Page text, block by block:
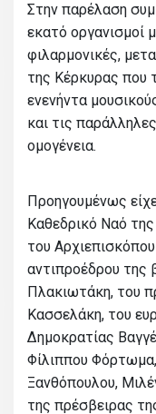
Στην παρέλαση
εκατό οργανισμοί
φιλαρμονικές,
της Κέρκυρας που
ενενήντα
και τις
ομογένεια.
Προηγουμένως
Καθεδρικό Ναό
του
αντιπροέδρου της
Πλακιωτάκη, του
Κασσελάκη, του
Δημοκρατίας
Φίλιππου
Ξανθόπουλου,
της πρέσβειρας